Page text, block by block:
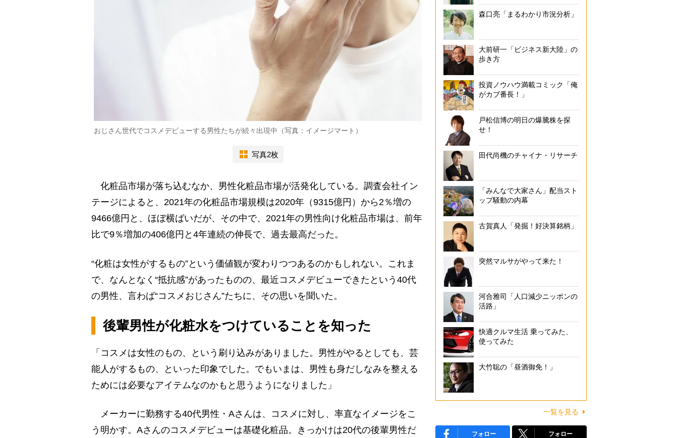
おじさん世代でコスメデビューする男性たちが続々出現中（写真：イメージマート）
写真2枚
化粧品市場が落ち込むなか、男性化粧品市場が活発化している。調査会社イン
テージによると、2021年の化粧品市場規模は2020年（9315億円）から2％増の
9466億円と、ほぼ横ばいだが、その中で、2021年の男性向け化粧品市場は、前年
比で9％増加の406億円と4年連続の伸長で、過去最高だった。
“化粧は女性がするもの”という価値観が変わりつつあるのかもしれない。これま
で、なんとなく“抵抗感”があったものの、最近コスメデビューできたという40代
の男性、言わば“コスメおじさん”たちに、その思いを聞いた。
後輩男性が化粧水をつけていることを知った
「コスメは女性のもの、という刷り込みがありました。男性がやるとしても、芸
能人がするもの、といった印象でした。でもいまは、男性も身だしなみを整える
ためには必要なアイテムなのかもと思うようになりました」
メーカーに勤務する40代男性・Aさんは、コスメに対し、率直なイメージをこ
う明かす。Aさんのコスメデビューは基礎化粧品。きっかけは20代の後輩男性だ
森口亮「まるわかり市況分析」
大前研一「ビジネス新大陸」の
歩き方
投資ノウハウ満載コミック「俺
がカブ番長！」
戸松信博の明日の爆騰株を探
せ！
田代尚機のチャイナ・リサーチ
「みんなで大家さん」配当スト
ップ騒動の内幕
古賀真人「発掘！好決算銘柄」
突然マルサがやって来た！
河合雅司「人口減少ニッポンの
活路」
快適クルマ生活 乗ってみた、
使ってみた
大竹聡の「昼酒御免！」
一覧を見る
フォロー フォロー